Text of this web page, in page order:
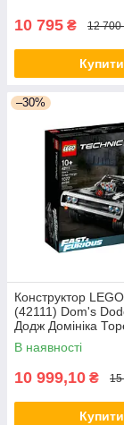
На сайті
геймпади і
10 795 ₴ 12 700
Купити
–30%
Конструктор
(42111) Dom's
Додж Домініка
В наявності
10 999,10 ₴ 15
Купити